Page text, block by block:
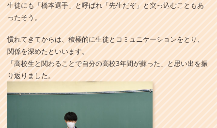
生徒にも「橋本選手」と呼ばれ「先生だぞ」と突っ込むこともあ
ったそう。
慣れてきてからは、積極的に生徒とコミュニケーションをとり、
関係を深めたといいます。
「高校生と関わることで自分の高校3年間が蘇った」と思い出を振
り返りました。